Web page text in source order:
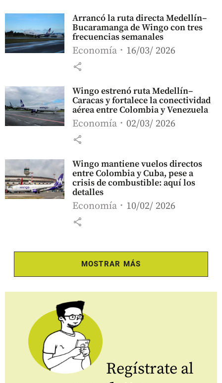
Arrancó la ruta directa Medellín–
Bucaramanga de Wingo con tres
frecuencias semanales
Economía 16/03/ 2026
share
Wingo estrenó ruta Medellín–
Caracas y fortalece la conectividad
aérea entre Colombia y Venezuela
Economía 02/03/ 2026
share
Wingo mantiene vuelos directos
entre Colombia y Cuba, pese a
crisis de combustible: aquí los
detalles
Economía 10/02/ 2026
share
MOSTRAR MÁS
Regístrate al